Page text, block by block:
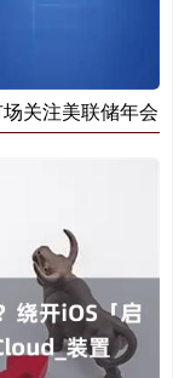
关注美联储年会